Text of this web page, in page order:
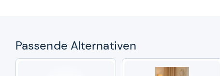
Pas­sende Alter­na­ti­ven